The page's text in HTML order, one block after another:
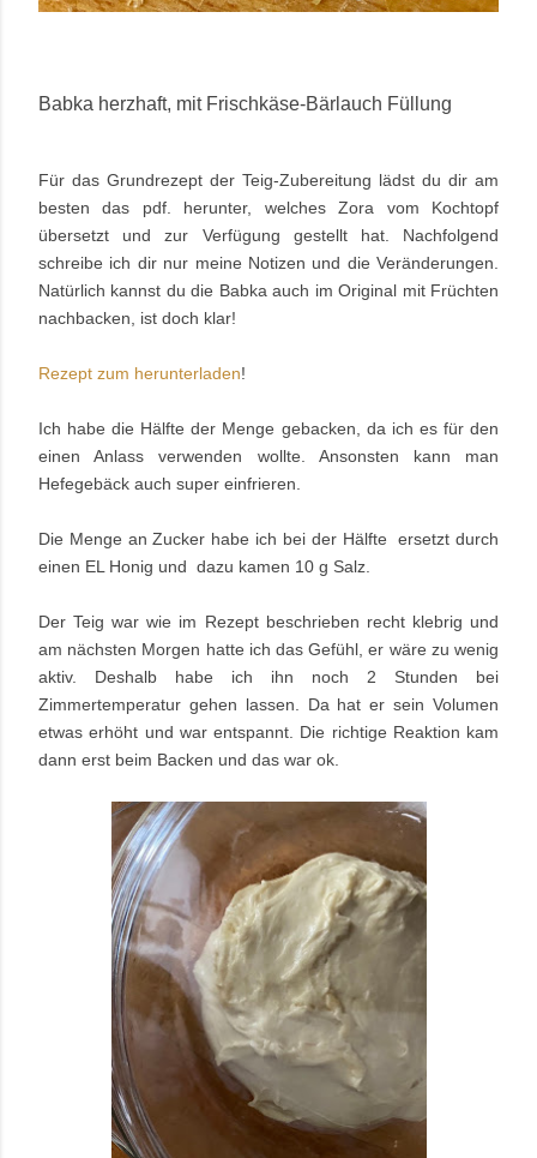
Babka herzhaft, mit Frischkäse-Bärlauch Füllung
Für das Grundrezept der Teig-Zubereitung lädst du dir am
besten das pdf. herunter, welches Zora vom Kochtopf
übersetzt und zur Verfügung gestellt hat. Nachfolgend
schreibe ich dir nur meine Notizen und die Veränderungen.
Natürlich kannst du die Babka auch im Original mit Früchten
nachbacken, ist doch klar!
Rezept zum herunterladen!
Ich habe die Hälfte der Menge gebacken, da ich es für den
einen Anlass verwenden wollte. Ansonsten kann man
Hefegebäck auch super einfrieren.
Die Menge an Zucker habe ich bei der Hälfte ersetzt durch
einen EL Honig und dazu kamen 10 g Salz.
Der Teig war wie im Rezept beschrieben recht klebrig und
am nächsten Morgen hatte ich das Gefühl, er wäre zu wenig
aktiv. Deshalb habe ich ihn noch 2 Stunden bei
Zimmertemperatur gehen lassen. Da hat er sein Volumen
etwas erhöht und war entspannt. Die richtige Reaktion kam
dann erst beim Backen und das war ok.